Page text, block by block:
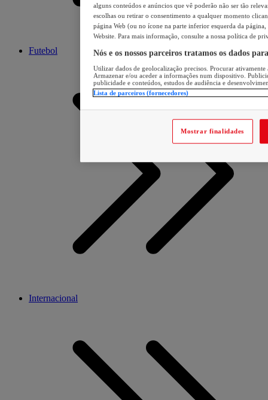
Futebol
Internacional
alguns conteúdos e anúncios que vê poderão não ser tão
escolhas ou retirar o consentimento a qualquer momento
página Web (ou no ícone na parte inferior esquerda da página,
Website. Para mais informação, consulte a nossa política de
Nós e os nossos parceiros tratamos os dados
Utilizar dados de geolocalização precisos. Procurar
Armazenar e/ou aceder a informações num dispositivo.
publicidade e conteúdos, estudos de audiência e
Lista de parceiros (fornecedores)
Mostrar finalidades